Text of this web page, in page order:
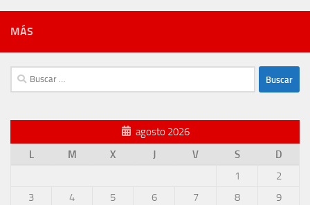
MÁS
Buscar:
agosto 2026
L
M X J V S
D
1
2
3
4 5 6 7 8
9